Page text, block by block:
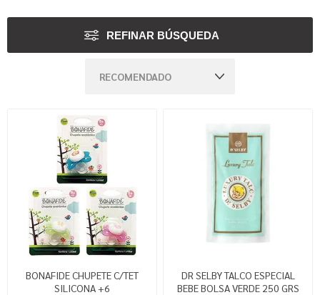
REFINAR BÚSQUEDA
BONAFIDE CHUPETE C/TET
SILICONA +6
DR SELBY TALCO ESPECIAL
BEBE BOLSA VERDE 250 GRS